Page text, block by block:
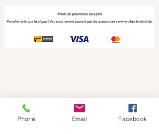
Phone Email Facebook